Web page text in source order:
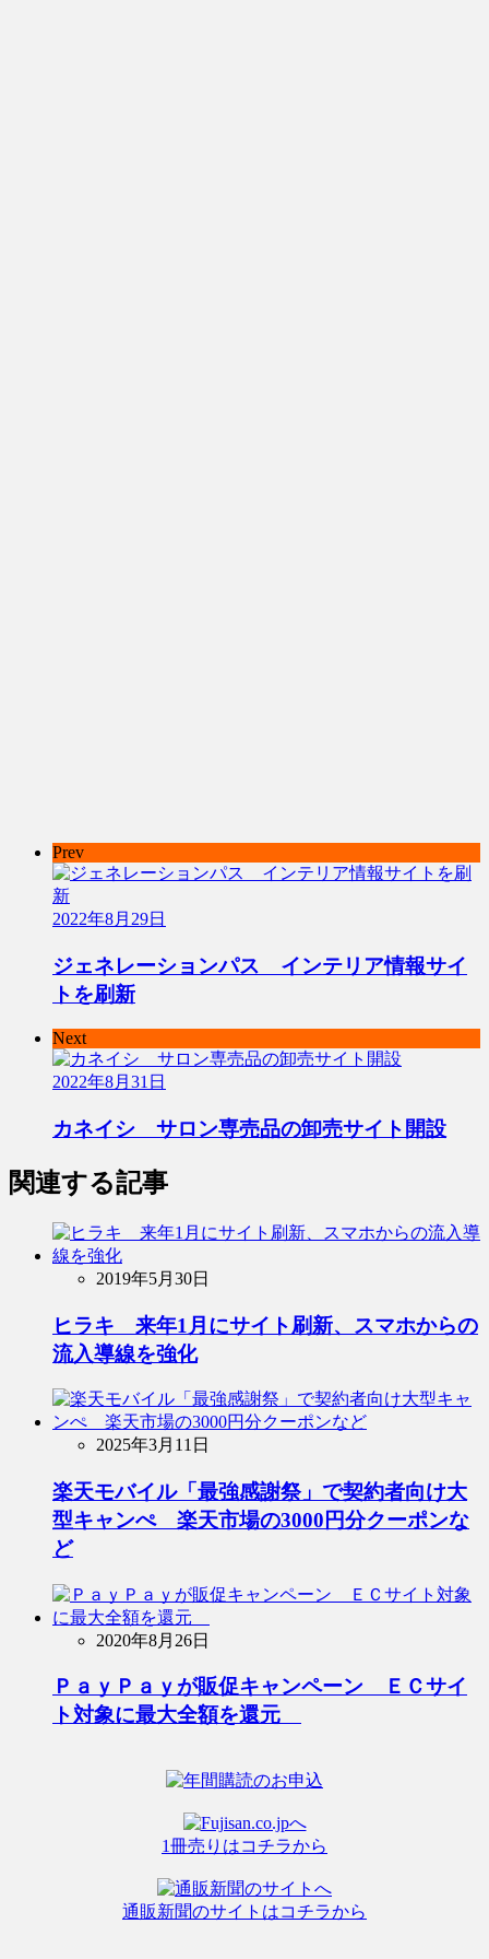
Prev
2022年8月29日
ジェネレーションパス インテリア情報サイ
トを刷新
Next
2022年8月31日
カネイシ サロン専売品の卸売サイト開設
関連する記事
2019年5月30日
ヒラキ 来年1月にサイト刷新、スマホからの
流入導線を強化
2025年3月11日
楽天モバイル「最強感謝祭」で契約者向け大
型キャンぺ 楽天市場の3000円分クーポンな
ど
2020年8月26日
ＰａｙＰａｙが販促キャンペーン ＥＣサイ
ト対象に最大全額を還元
1冊売りはコチラから
通販新聞のサイトはコチラから